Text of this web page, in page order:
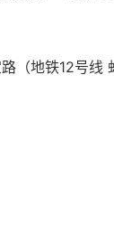
（地铁12号线